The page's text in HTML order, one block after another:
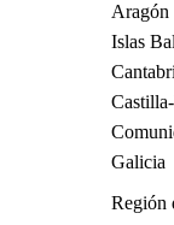
Aragón
Islas
Galicia
Región